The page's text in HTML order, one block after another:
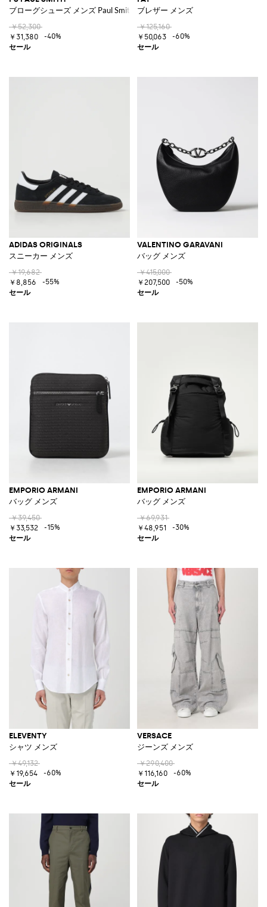
ブローグシューズ メンズ Paul Smith
￥52,300
￥31,380
-40%
ブレザー メンズ
￥125,160
￥50,063
-60%
ADIDAS ORIGINALS
スニーカー メンズ
￥19,682
￥8,856
-55%
VALENTINO GARAVANI
バッグ メンズ
￥415,000
￥207,500
-50%
EMPORIO ARMANI
バッグ メンズ
￥39,450
￥33,532
-15%
EMPORIO ARMANI
バッグ メンズ
￥69,931
￥48,951
-30%
ELEVENTY
シャツ メンズ
￥49,132
￥19,654
-60%
VERSACE
ジーンズ メンズ
￥290,400
￥116,160
-60%